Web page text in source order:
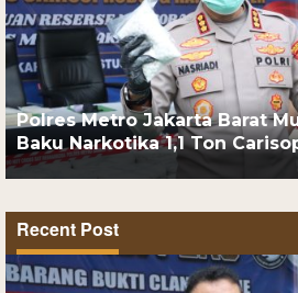
Polres Metro Jakarta Barat
Baku Narkotika 1,1 Ton
Recent Post